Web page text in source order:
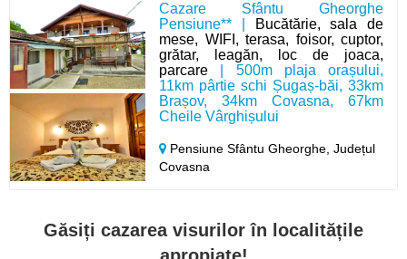
Cazare Sfântu Gheorghe
Pensiune** |
Bucătărie, sala de
mese, WIFI, terasa, foisor, cuptor,
grătar, leagăn, loc de joaca,
parcare | 500m plaja orașului,
11km pârtie schi Șugaș-băi, 33km
Brașov, 34km Covasna, 67km
Cheile Vârghișului
Pensiune Sfântu Gheorghe,Județul
Covasna
Găsiți cazarea visurilor în localitățile